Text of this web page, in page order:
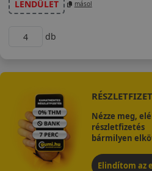
LENDÜLET
másol
db
Nézze meg,
részletfizetés
bármilyen
Elindítom az